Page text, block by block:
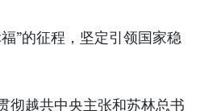
”的征程，坚定引领国家稳
彻越共中央主张和苏林总书